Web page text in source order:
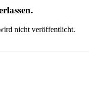
nicht veröffentlicht.